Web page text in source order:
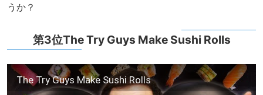
うか？
第3位The Try Guys Make Sushi Rolls
The Try Guys Make Sushi Rolls